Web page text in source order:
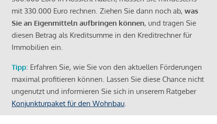
mit 330.000 Euro rechnen. Ziehen Sie dann noch ab, was
Sie an Eigenmitteln aufbringen können, und tragen Sie
diesen Betrag als Kreditsumme in den Kreditrechner für
Immobilien ein.
Tipp: Erfahren Sie, wie Sie von den aktuellen Förderungen
maximal profitieren können. Lassen Sie diese Chance nicht
ungenutzt und informieren Sie sich in unserem Ratgeber
Konjunkturpaket für den Wohnbau.